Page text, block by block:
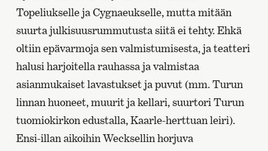
Topeliukselle ja Cygnaeukselle, mutta mitään
suurta julkisuusrummutusta siitä ei tehty. Ehkä
oltiin epävarmoja sen valmistumisesta, ja teatteri
halusi harjoitella rauhassa ja valmistaa
asianmukaiset lavastukset ja puvut (mm. Turun
linnan huoneet, muurit ja kellari, suurtori Turun
tuomiokirkon edustalla, Kaarle-herttuan leiri).
Ensi-illan aikoihin Wecksellin horjuva